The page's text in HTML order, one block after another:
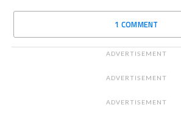
1 COMMENT
ADVERTISEMENT
ADVERTISEMENT
ADVERTISEMENT